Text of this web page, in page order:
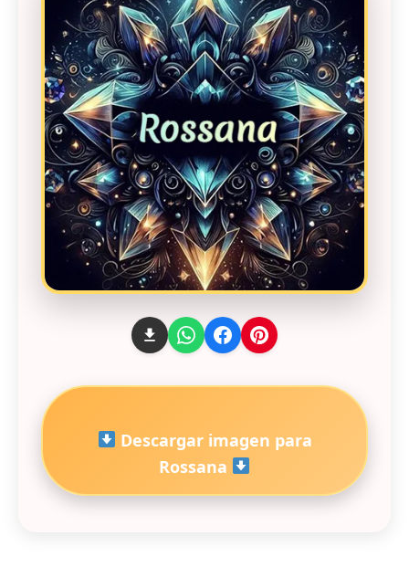
Descargar imagen para
Rossana